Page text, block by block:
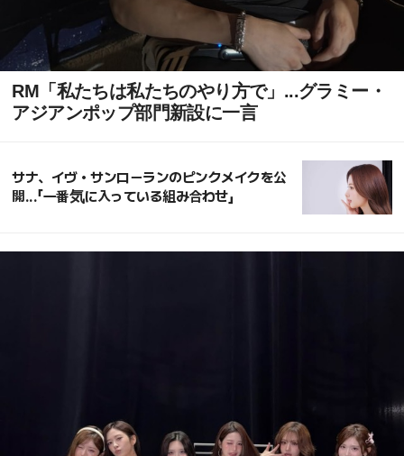
RM「私たちは私たちのやり方で」...グラミー・
アジアンポップ部門新設に一言
サナ、イヴ・サンローランのピンクメイクを公
開...「一番気に入っている組み合わせ」